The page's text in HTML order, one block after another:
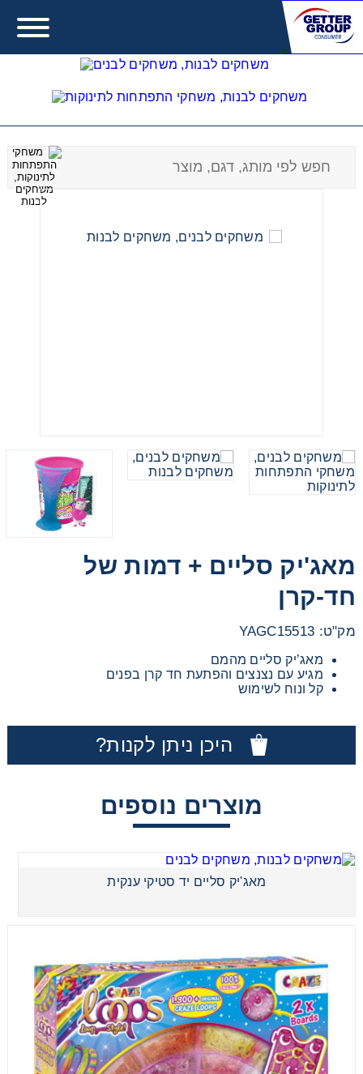
מאג'יק סליים + דמות של
חד-קרן
מק"ט: YAGC15513
מאג’יק סליים מהמם
מגיע עם נצנצים והפתעת חד קרן בפנים
קל ונוח לשימוש
היכן ניתן לקנות?
מוצרים נוספים
מאג'יק סליים יד סטיקי ענקית
מאג'יק סליים יד סטיקי ענקית
Error:
מעונין לקבל הצעת מחיר או מידע עבור:
משחקים לבנות
ריהוט לילדים